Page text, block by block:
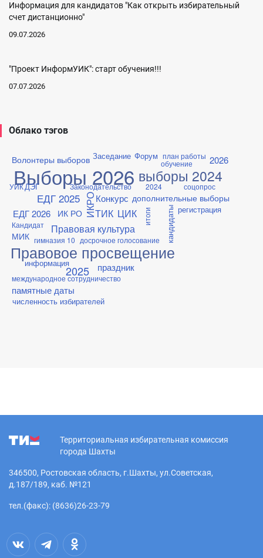
Информация для кандидатов "Как открыть избирательный
счет дистанционно"
09.07.2026
"Проект ИнформУИК": старт обучения!!!
07.07.2026
Облако тэгов
Волонтеры выборов
Выборы 2026
ДЭГ
ЕДГ 2025
ЕДГ 2026
Законодательство
Заседание
ИК РО ИКРО
Кандидат
Конкурс
МИК
Правовая культура
Правовое просвещение
ТИК
УИК
Форум
ЦИК
выборы 2024
гимназия 10
дополнительные выборы
досрочное голосование
информация
итоги кандидаты
международное сотрудничество
обучение
памятные даты
план работы
праздник
регистрация
соцопрос
численность избирателей
2024
2025
2026
Территориальная избирательная комиссия
города Шахты
346500, Ростовская область, г.Шахты, ул.Советская,
д.187/189, каб. №121
тел.(факс): (8636)26-23-79